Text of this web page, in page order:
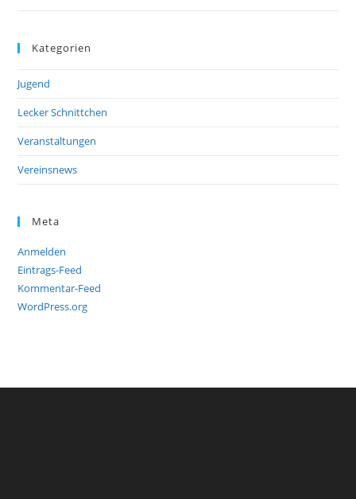
Kategorien
Jugend
Lecker Schnittchen
Veranstaltungen
Vereinsnews
Meta
Anmelden
Eintrags-Feed
Kommentar-Feed
WordPress.org